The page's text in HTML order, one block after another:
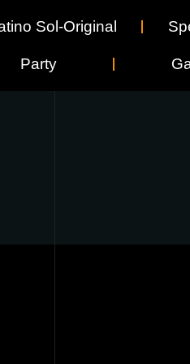
Sol-Original
Party